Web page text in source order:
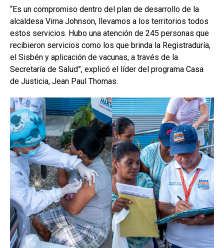
“Es un compromiso dentro del plan de desarrollo de la
alcaldesa Virna Johnson, llevamos a los territorios todos
estos servicios. Hubo una atención de 245 personas que
recibieron servicios como los que brinda la Registraduría,
el Sisbén y aplicación de vacunas, a través de la
Secretaría de Salud”, explicó el líder del programa Casa
de Justicia, Jean Paul Thomas.